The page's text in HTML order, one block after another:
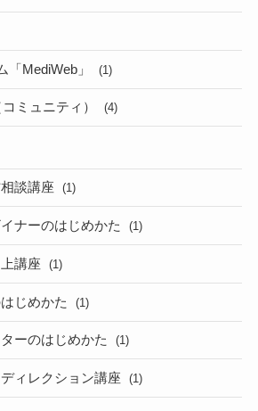
「MediWeb」 (1)
ミュニティ） (4)
談講座 (1)
ナーのはじめかた (1)
講座 (1)
じめかた (1)
ーのはじめかた (1)
ィレクション講座 (1)